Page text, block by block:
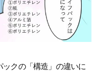
クの「構造」の違いに